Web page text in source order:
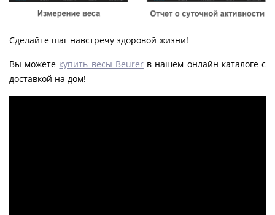
Сделайте шаг навстречу здоровой жизни!
Вы можете купить весы Beurerв нашем онлайн каталоге с
доставкой на дом!